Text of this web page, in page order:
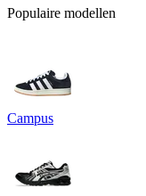
Populaire modellen
Campus